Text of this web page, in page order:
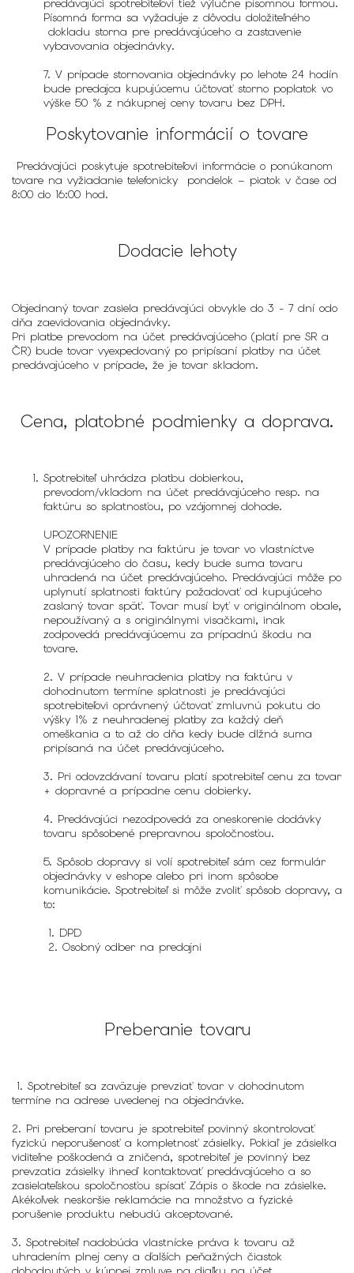
predávajúci spotrebiteľovi tiež výlučne písomnou formou.
Písomná forma sa vyžaduje z dôvodu doložiteľného
dokladu storna pre predávajúceho a zastavenie
vybavovania objednávky.
7. V prípade stornovania objednávky po lehote 24 hodín
bude predajca kupujúcemu účtovať storno poplatok vo
výške 50 % z nákupnej ceny tovaru bez DPH.
Poskytovanie informácií o tovare
Predávajúci poskytuje spotrebiteľovi informácie o ponúkanom
tovare na vyžiadanie telefonicky pondelok – piatok v čase od
8:00 do 16:00 hod.
Dodacie lehoty
Objednaný tovar zasiela predávajúci obvykle do 3 - 7 dní odo
dňa zaevidovania objednávky.
Pri platbe prevodom na účet predávajúceho (platí pre SR a
ČR) bude tovar vyexpedovaný po pripísaní platby na účet
predávajúceho v prípade, že je tovar skladom.
Cena, platobné podmienky a doprava.
Spotrebiteľ uhrádza platbu dobierkou,
prevodom/vkladom na účet predávajúceho resp. na
faktúru so splatnosťou, po vzájomnej dohode.
UPOZORNENIE
V prípade platby na faktúru je tovar vo vlastníctve
predávajúceho do času, kedy bude suma tovaru
uhradená na účet predávajúceho. Predávajúci môže po
uplynutí splatnosti faktúry požadovať od kupujúceho
zaslaný tovar späť. Tovar musí byť v originálnom obale,
nepoužívaný a s originálnymi visačkami, inak
zodpovedá predávajúcemu za prípadnú škodu na
tovare.
2. V prípade neuhradenia platby na faktúru v
dohodnutom termíne splatnosti je predávajúci
spotrebiteľovi oprávnený účtovať zmluvnú pokutu do
výšky 1% z neuhradenej platby za každý deň
omeškania a to až do dňa kedy bude dlžná suma
pripísaná na účet predávajúceho.
3. Pri odovzdávaní tovaru platí spotrebiteľ cenu za tovar
+ dopravné a prípadne cenu dobierky.
4. Predávajúci nezodpovedá za oneskorenie dodávky
tovaru spôsobené prepravnou spoločnosťou.
5. Spôsob dopravy si volí spotrebiteľ sám cez formulár
objednávky v eshope alebo pri inom spôsobe
komunikácie. Spotrebiteľ si môže zvoliť spôsob dopravy, a
to:
1. DPD
2. Osobný odber na predajni
Preberanie tovaru
1. Spotrebiteľ sa zaväzuje prevziať tovar v dohodnutom
termíne na adrese uvedenej na objednávke.
2. Pri preberaní tovaru je spotrebiteľ povinný skontrolovať
fyzickú neporušenosť a kompletnosť zásielky. Pokiaľ je zásielka
viditeľne poškodená a zničená, spotrebiteľ je povinný bez
prevzatia zásielky ihneď kontaktovať predávajúceho a so
zasielateľskou spoločnosťou spísať Zápis o škode na zásielke.
Akékoľvek neskoršie reklamácie na množstvo a fyzické
porušenie produktu nebudú akceptované.
3. Spotrebiteľ nadobúda vlastnícke práva k tovaru až
uhradením plnej ceny a ďalších peňažných čiastok